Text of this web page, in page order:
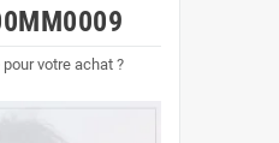
votre achat ?